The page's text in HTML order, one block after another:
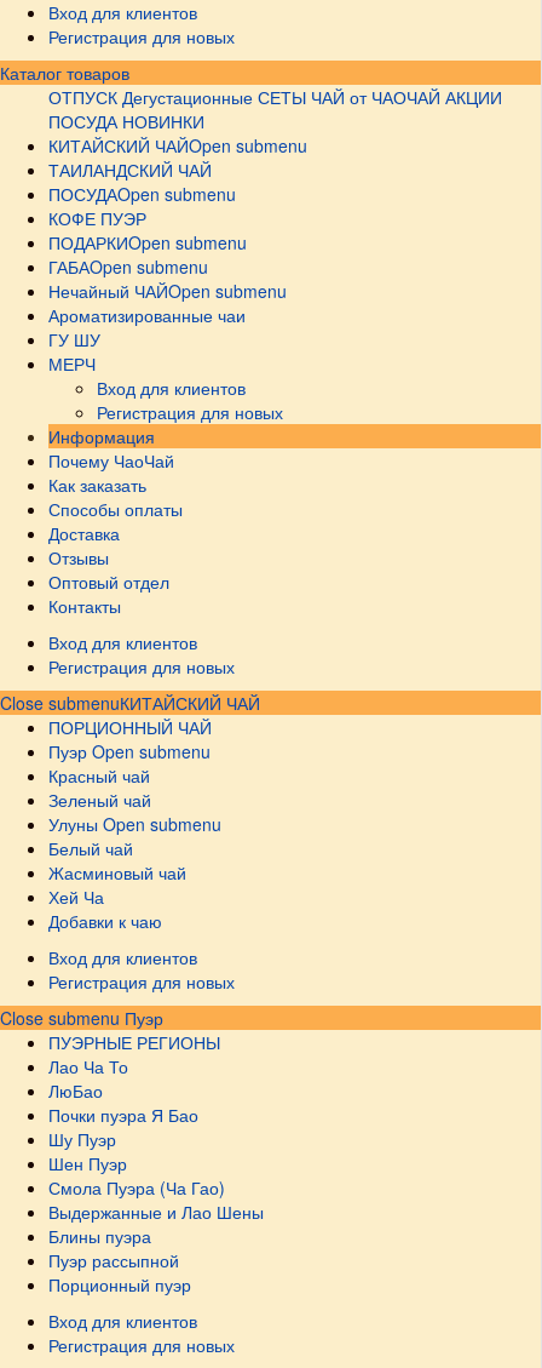
Вход для клиентов
Регистрация для новых
Каталог товаров
ОТПУСК Дегустационные СЕТЫ ЧАЙ от ЧАОЧАЙ АКЦИИ
ПОСУДА НОВИНКИ
КИТАЙСКИЙ ЧАЙOpen submenu
ТАИЛАНДСКИЙ ЧАЙ
ПОСУДАOpen submenu
КОФЕ ПУЭР
ПОДАРКИOpen submenu
ГАБАOpen submenu
Нечайный ЧАЙOpen submenu
Ароматизированные чаи
ГУ ШУ
МЕРЧ
Вход для клиентов
Регистрация для новых
Информация
Почему ЧаоЧай
Как заказать
Способы оплаты
Доставка
Отзывы
Оптовый отдел
Контакты
Вход для клиентов
Регистрация для новых
Close submenuКИТАЙСКИЙ ЧАЙ
ПОРЦИОННЫЙ ЧАЙ
Пуэр Open submenu
Красный чай
Зеленый чай
Улуны Open submenu
Белый чай
Жасминовый чай
Хей Ча
Добавки к чаю
Вход для клиентов
Регистрация для новых
Close submenu Пуэр
ПУЭРНЫЕ РЕГИОНЫ
Лао Ча То
ЛюБао
Почки пуэра Я Бао
Шу Пуэр
Шен Пуэр
Смола Пуэра (Ча Гао)
Выдержанные и Лао Шены
Блины пуэра
Пуэр рассыпной
Порционный пуэр
Вход для клиентов
Регистрация для новых